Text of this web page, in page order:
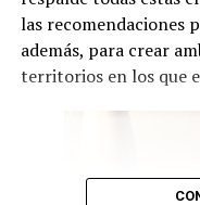
las recomendaciones
además, para crear
territorios en los que